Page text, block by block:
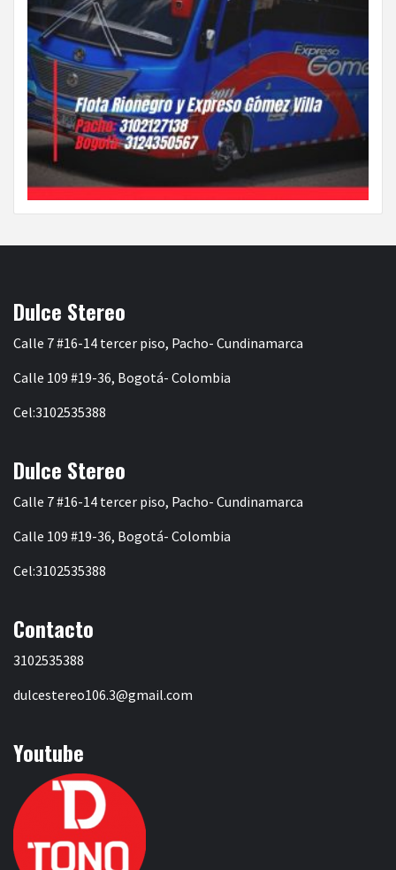
Dulce Stereo
Calle 7 #16-14 tercer piso, Pacho- Cundinamarca
Calle 109 #19-36, Bogotá- Colombia
Cel:3102535388
Dulce Stereo
Calle 7 #16-14 tercer piso, Pacho- Cundinamarca
Calle 109 #19-36, Bogotá- Colombia
Cel:3102535388
Contacto
3102535388
dulcestereo106.3@gmail.com
Youtube